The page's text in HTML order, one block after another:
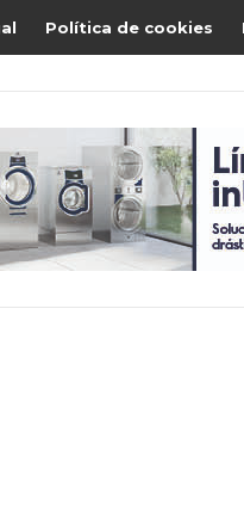
Política de cookies